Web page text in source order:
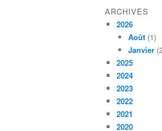
ARCHIVES
2026
Août (1)
Janvier
2025
2024
2023
2022
2021
2020